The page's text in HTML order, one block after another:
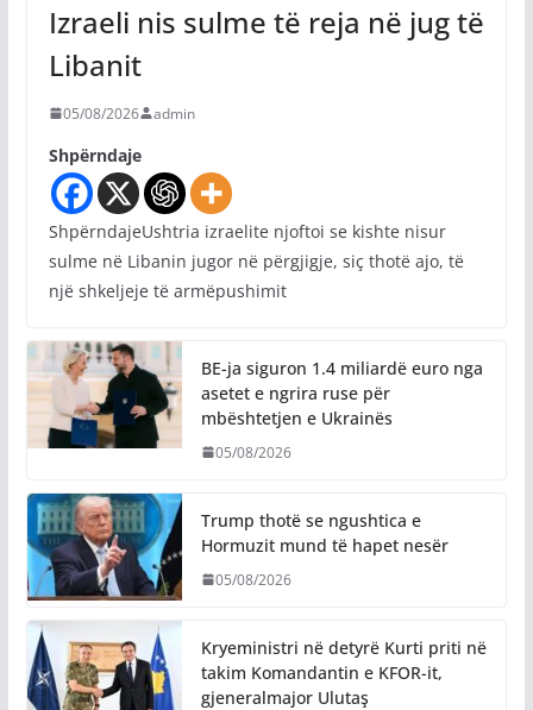
Izraeli nis sulme të reja në jug të
Libanit
05/08/2026 admin
Shpërndaje
ShpërndajeUshtria izraelite njoftoi se kishte nisur
sulme në Libanin jugor në përgjigje, siç thotë ajo, të
një shkeljeje të armëpushimit
BE-ja siguron 1.4 miliardë euro nga
asetet e ngrira ruse për
mbështetjen e Ukrainës
05/08/2026
Trump thotë se ngushtica e
Hormuzit mund të hapet nesër
05/08/2026
Kryeministri në detyrë Kurti priti në
takim Komandantin e KFOR-it,
gjeneralmajor Ulutaş